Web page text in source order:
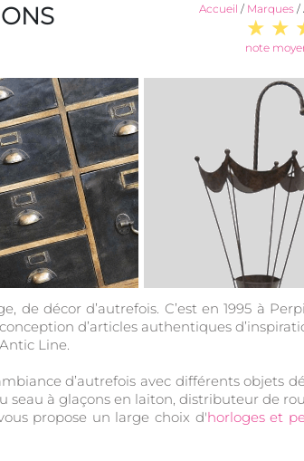
Accueil / Marques /
note
de décor d’autrefois. C’est en 1995 à
d’articles authentiques
Line.
d’autrefois avec différents objets
seau à glaçons en laiton, distributeur de
propose un large choix d'horloges et